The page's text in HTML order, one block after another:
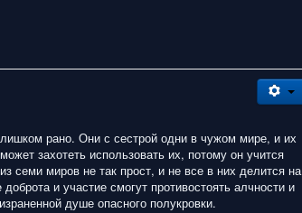
рано. Они с сестрой одни в чужом мире, и их
захотеть использовать их, потому он учится
семи миров не так прост, и не все в них делится на
и участие смогут противостоять алчности и
душе опасного полукровки.